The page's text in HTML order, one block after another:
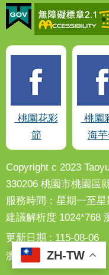
ZH-TW
桃園花彩
節
桃園
海
Copyright c 2023
330206 桃園市桃園區
服務時間：星期一至
建議解析度 1024*768
更新日期
115-08-06
瀏覽人次
230